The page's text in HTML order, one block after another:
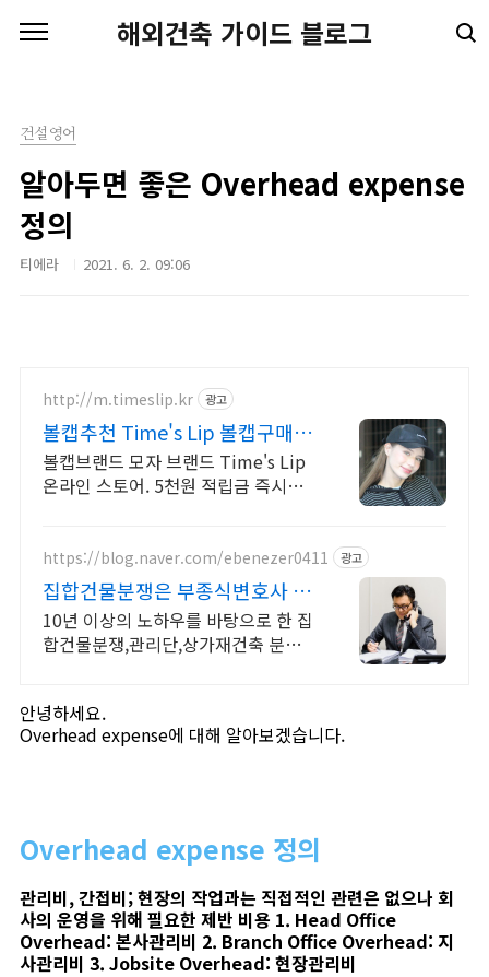
해외건축 가이드 블로그
건설영어
알아두면 좋은 Overhead expense
정의
티에라 2021. 6. 2. 09:06
http://m.timeslip.kr 광고
볼캡추천 Time's Lip 볼캡구매시
CAP BAG증정
볼캡브랜드 모자 브랜드 Time's Lip
온라인 스토어. 5천원 적립금 즉시사
https://blog.naver.com/ebenezer0411 광고
집합건물분쟁은 부종식변호사 10
년이상경력, 풍부한노하우
10년 이상의 노하우를 바탕으로 한 집
합건물분쟁,관리단,상가재건축 분야
안녕하세요.
Overhead expense에 대해 알아보겠습니다.
Overhead expense 정의
관리비, 간접비; 현장의 작업과는 직접적인 관련은 없으나 회
사의 운영을 위해 필요한 제반 비용 1. Head Office
Overhead: 본사관리비 2. Branch Office Overhead: 지
사관리비 3. Jobsite Overhead: 현장관리비